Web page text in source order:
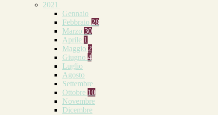
2021
Gennaio
Febbraio 28
Marzo 30
Aprile 1
Maggio 2
Giugno 4
Luglio
Agosto
Settembre
Ottobre 10
Novembre
Dicembre